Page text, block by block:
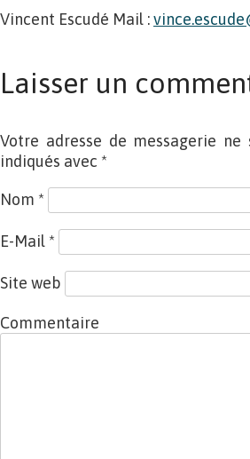
Vincent Escudé Mail :
Laisser un
Votre adresse de messagerie
indiqués avec *
Nom *
E-Mail *
Site web
Commentaire